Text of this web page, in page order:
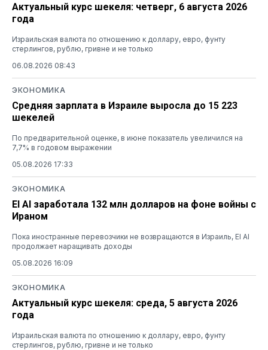
Актуальный курс шекеля: четверг, 6 августа 2026
года
Израильская валюта по отношению к доллару, евро, фунту
стерлингов, рублю, гривне и не только
06.08.2026 08:43
ЭКОНОМИКА
Средняя зарплата в Израиле выросла до 15 223
шекелей
По предварительной оценке, в июне показатель увеличился на
7,7% в годовом выражении
05.08.2026 17:33
ЭКОНОМИКА
El Al заработала 132 млн долларов на фоне войны с
Ираном
Пока иностранные перевозчики не возвращаются в Израиль, El Al
продолжает наращивать доходы
05.08.2026 16:09
ЭКОНОМИКА
Актуальный курс шекеля: среда, 5 августа 2026
года
Израильская валюта по отношению к доллару, евро, фунту
стерлингов, рублю, гривне и не только